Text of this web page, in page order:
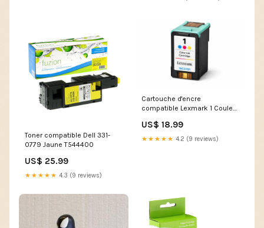
Toner compatible Dell 331-
0779 Jaune T544400
US$ 25.99
★★★★★ 4.3 (9 reviews)
Cartouche d'encre
compatible Lexmark 1 Couleur
US$ 18.99
★★★★★ 4.2 (9 reviews)